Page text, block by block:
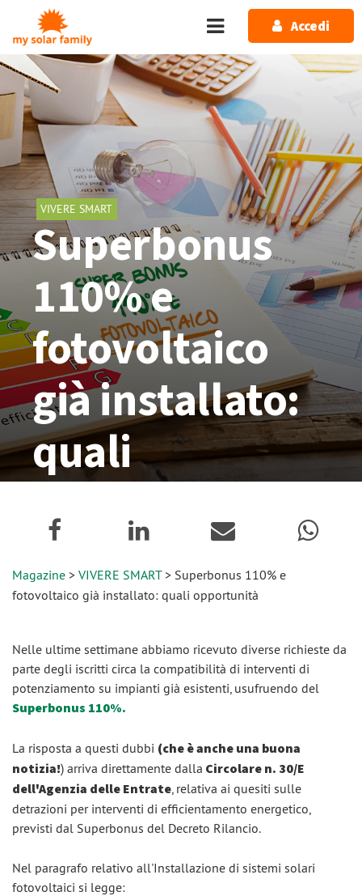
Salta al contenuto principale
Accedi
VIVERE SMART
Superbonus
110% e
fotovoltaico
già installato:
quali
opportunità
26 Gennaio 2021
Magazine > VIVERE SMART > Superbonus 110% e
fotovoltaico già installato: quali opportunità
Nelle ultime settimane abbiamo ricevuto diverse richieste da
parte degli iscritti circa la compatibilità di interventi di
potenziamento su impianti già esistenti, usufruendo del
Superbonus 110%.
La risposta a questi dubbi (che è anche una buona
notizia!) arriva direttamente dalla Circolare n. 30/E
dell'Agenzia delle Entrate, relativa ai quesiti sulle
detrazioni per interventi di efficientamento energetico,
previsti dal Superbonus del Decreto Rilancio.
Nel paragrafo relativo all'Installazione di sistemi solari
fotovoltaici si legge: